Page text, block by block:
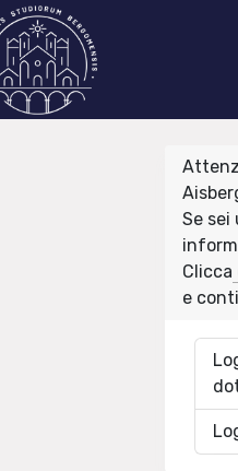
Se
Clicca
e